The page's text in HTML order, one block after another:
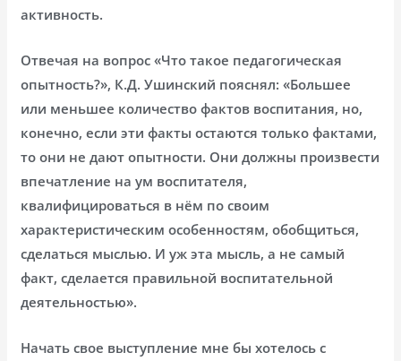
активность.
Отвечая на вопрос «Что такое педагогическая
опытность?», К.Д. Ушинский пояснял: «Большее
или меньшее количество фактов воспитания, но,
конечно, если эти факты остаются только фактами,
то они не дают опытности. Они должны произвести
впечатление на ум воспитателя,
квалифицироваться в нём по своим
характеристическим особенностям, обобщиться,
сделаться мыслью. И уж эта мысль, а не самый
факт, сделается правильной воспитательной
деятельностью».
Начать свое выступление мне бы хотелось с